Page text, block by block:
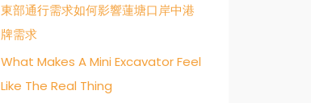
f
o
r
:
東部通行需求如何影響蓮塘口岸中港
牌需求
What Makes A Mini Excavator Feel
Like The Real Thing